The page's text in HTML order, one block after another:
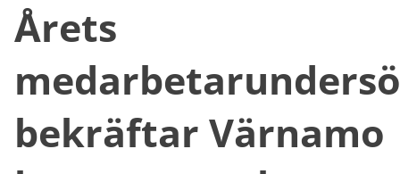
Årets
bekräftar Värnamo